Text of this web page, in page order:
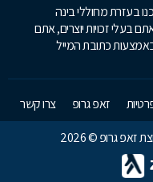
בעזרת מחוללי בינה
בעלי זכויות יוצרים, אתם
כתובת המייל
זאפ גרופ
צרו קשר
גרופ © 2026